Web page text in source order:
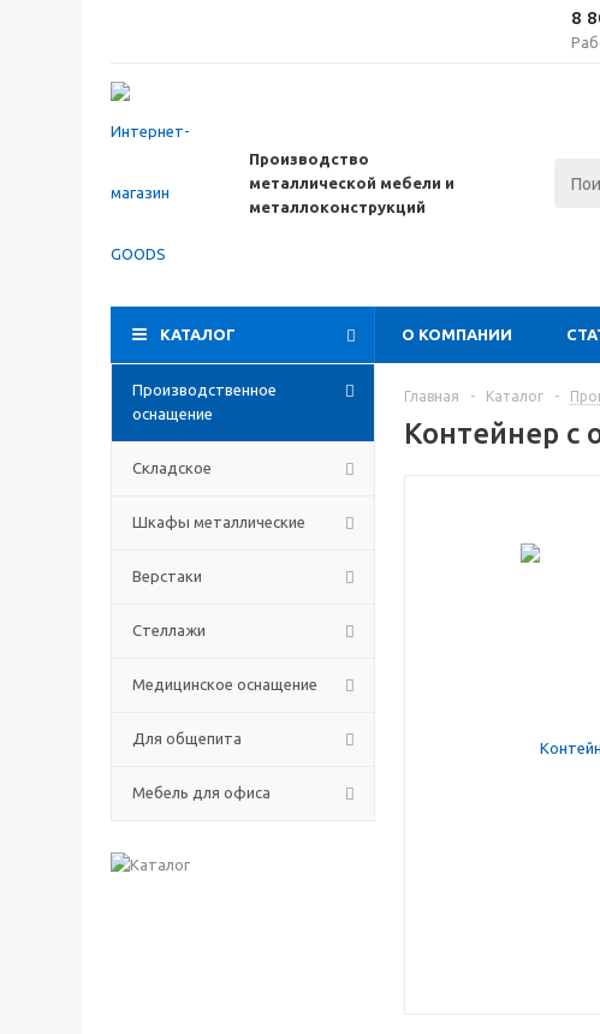
8
Производство
металлической мебели и
металлоконструкций
КАТАЛОГ О КОМПАНИИ
Производственное
оснащение
Складское
Шкафы металлические
Верстаки
Стеллажи
Медицинское оснащение
Для общепита
Мебель для офиса
Главная - Каталог -
Контейнер с